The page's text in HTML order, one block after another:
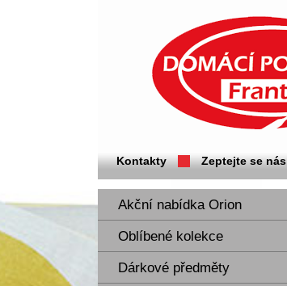
Kontakty Zeptejte se nás
Akční nabídka Orion
Oblíbené kolekce
Dárkové předměty